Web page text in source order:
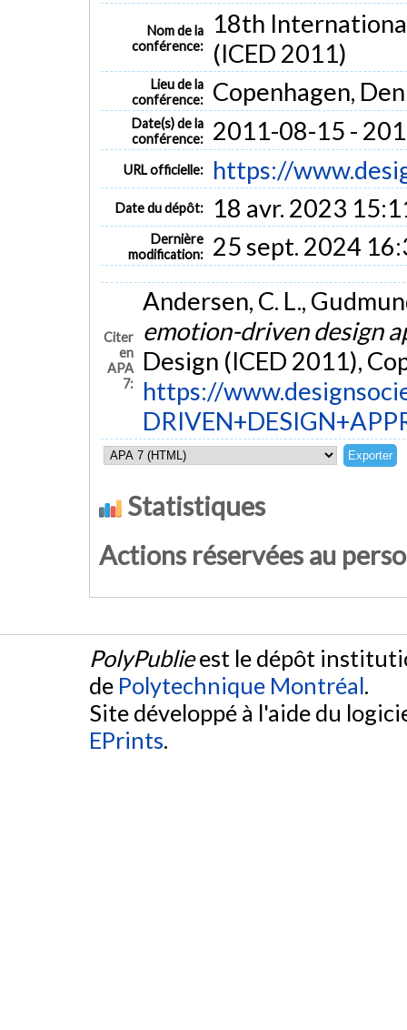
Nom de la
conférence:
18th
(ICED 2011)
Lieu de la
conférence:
Copenhagen,
Date(s) de la
conférence:
2011-08-15 -
URL officielle: https://
Date du dépôt: 18 avr. 2023
Dernière
modification:
25 sept. 2024
Citer
en
APA
7:
Andersen, C. L.,
emotion-driven design
Design (ICED 2011),
https://
Statistiques
Actions réservées au
PolyPublieest le dépôt
de Polytechnique Montréal.
Site développé à l'aide du
EPrints.